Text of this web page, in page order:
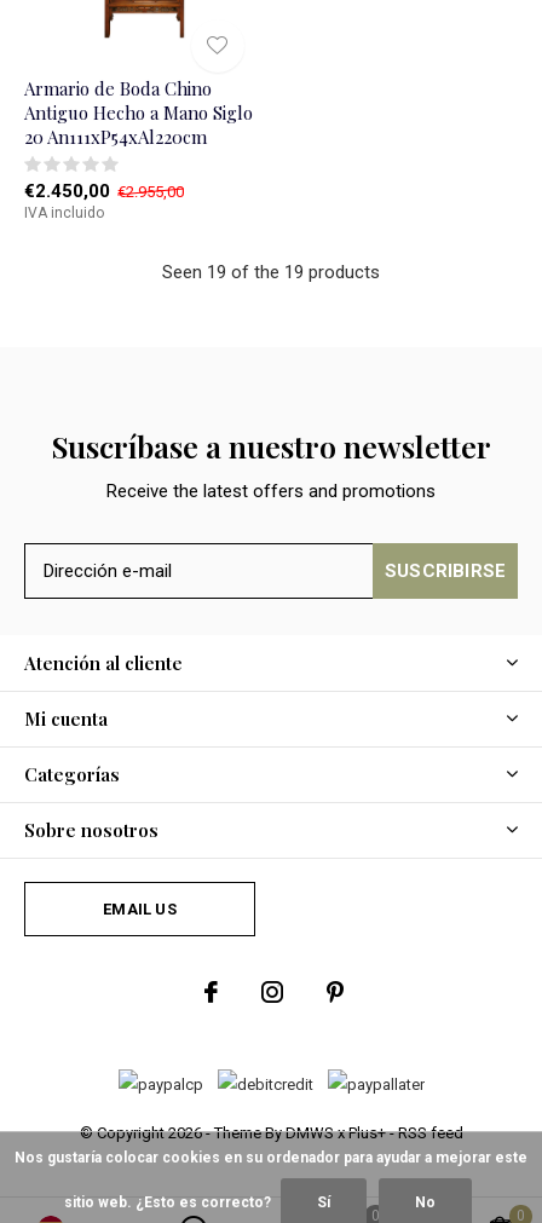
Armario de Boda Chino
Antiguo Hecho a Mano Siglo
20 An111xP54xAl220cm
€2.450,00 €2.955,00
IVA incluido
Seen 19 of the 19 products
Suscríbase a nuestro newsletter
Receive the latest offers and promotions
SUSCRIBIRSE
Atención al cliente
Mi cuenta
Categorías
Sobre nosotros
EMAIL US
© Copyright2026- Theme ByDMWSxPlus+-RSS feed
0 0
Nos gustaría colocar cookies en su ordenador para ayudar a mejorar este
sitio web. ¿Esto es correcto? Sí No